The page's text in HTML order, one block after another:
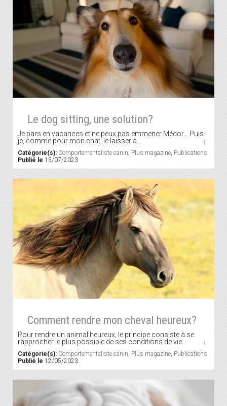
Le dog sitting, une solution?
Je pars en vacances et ne peux pas emmener Médor… Puis-
je, comme pour mon chat, le laisser à…
+
Catégorie(s): Comportementaliste canin, Plus magazine, Publications
Publié le 15/07/2023
Comment rendre mon cheval heureux?
Pour rendre un animal heureux, le principe consiste à se
rapprocher le plus possible de ses conditions de vie…
+
Catégorie(s): Comportementaliste canin Plus magazine Publications
Publié le 12/05/2023